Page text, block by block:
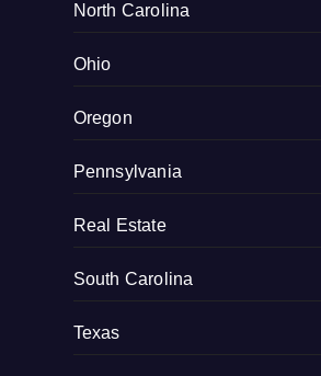
North Carolina
Ohio
Oregon
Pennsylvania
Real Estate
South Carolina
Texas